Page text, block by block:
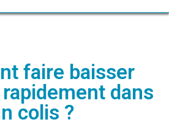
faire baisser
dans
colis ?